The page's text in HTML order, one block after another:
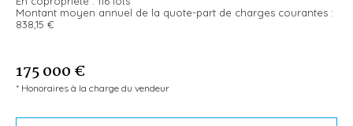
Montant moyen annuel de la quote-part de charges courantes :
838,15 €
175 000 €
* Honoraires à la charge du vendeur